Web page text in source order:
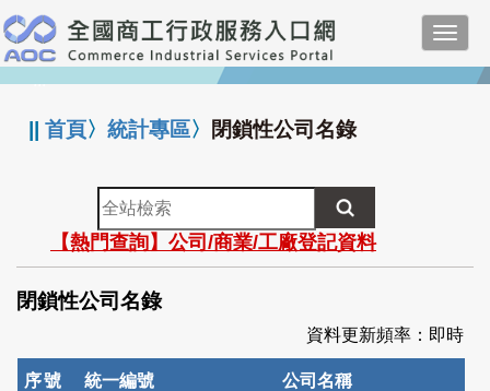
跳
到
主
要
:::
||首頁〉統計專區〉 閉鎖性公司名錄
全
站
檢
索
【熱門查詢】公司/商業/工廠登記資料
閉鎖性公司名錄
資料更新頻率：即時
序號 統一編號 公司名稱